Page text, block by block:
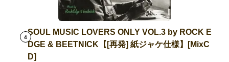
4
SOUL MUSIC LOVERS ONLY VOL.3 by ROCK E
DGE & BEETNICK【[再発] 紙ジャケ仕様】[MixC
D]